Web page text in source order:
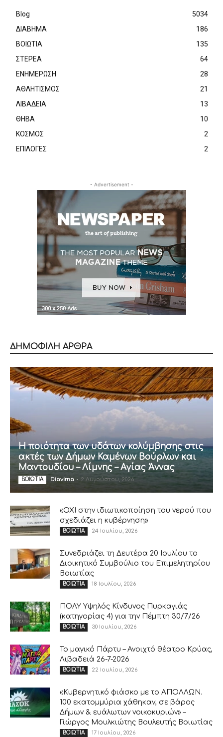
Blog
5034
ΔΙΑΒΗΜΑ
186
ΒΟΙΩΤΙΑ
135
ΣΤΕΡΕΑ
64
ΕΝΗΜΕΡΩΣΗ
28
ΑΘΛΗΤΙΣΜΟΣ
21
ΛΙΒΑΔΕΙΑ
13
ΘΗΒΑ
10
ΚΟΣΜΟΣ
2
ΕΠΙΛΟΓΕΣ
2
- Advertisement -
ΔΗΜΟΦΙΛΗ ΑΡΘΡΑ
Η ποιότητα των υδάτων κολύμβησης στις
ακτές των Δήμων Καμένων Βούρλων και
Μαντουδίου – Λίμνης – Αγίας Άννας
ΒΟΙΩΤΙΑ Diavima - 2 Αυγούστου, 2026
«ΟΧΙ στην ιδιωτικοποίηση του νερού που
σχεδιάζει η κυβέρνηση»
ΒΟΙΩΤΙΑ 24 Ιουλίου, 2026
Συνεδριάζει τη Δευτέρα 20 Ιουλίου το
Διοικητικό Συμβούλιο του Επιμελητηρίου
Βοιωτίας
ΒΟΙΩΤΙΑ 18 Ιουλίου, 2026
ΠΟΛΥ Υψηλός Κίνδυνος Πυρκαγιάς
(κατηγορίας 4) για την Πέμπτη 30/7/26
ΒΟΙΩΤΙΑ 30 Ιουλίου, 2026
Το μαγικό Πάρτυ – Ανοιχτό θέατρο Κρύας,
Λιβαδειά 26-7-2026
ΒΟΙΩΤΙΑ 22 Ιουλίου, 2026
«Κυβερνητικό φιάσκο με το ΑΠΟΛΛΩΝ.
100 εκατομμύρια χάθηκαν, σε βάρος
Δήμων & ευάλωτων νοικοκυριών» –
Γιώργος Μουλκιώτης Βουλευτής Βοιωτίας
ΒΟΙΩΤΙΑ 17 Ιουλίου, 2026